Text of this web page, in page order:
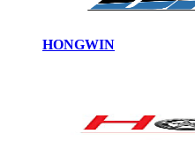
HONGWIN